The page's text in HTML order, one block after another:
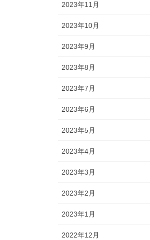
2023年11月
2023年10月
2023年9月
2023年8月
2023年7月
2023年6月
2023年5月
2023年4月
2023年3月
2023年2月
2023年1月
2022年12月